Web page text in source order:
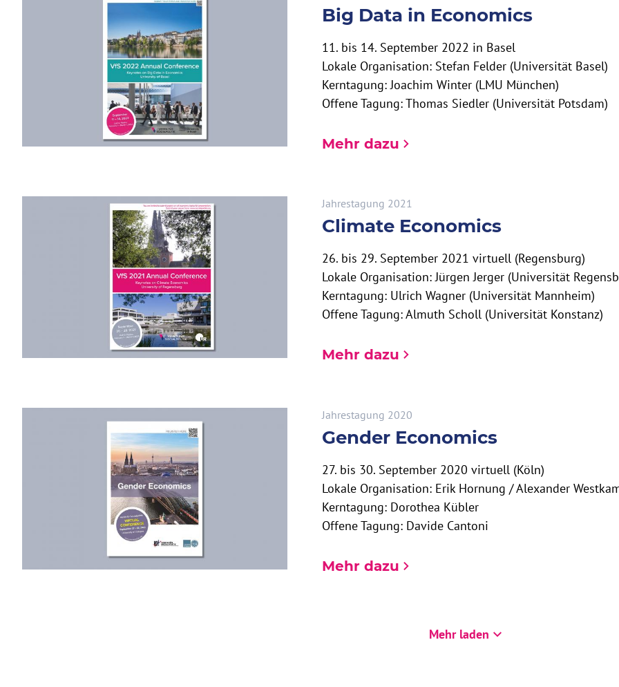
Big Data in Economics
11. bis 14. September 2022 in Basel
Lokale Organisation: Stefan Felder (Universität Basel)
Kerntagung: Joachim Winter (LMU München)
Offene Tagung: Thomas Siedler (Universität Potsdam)
Mehr dazu
Jahrestagung 2021
Climate Economics
26. bis 29. September 2021 virtuell (Regensburg)
Lokale Organisation: Jürgen Jerger (Universität
Kerntagung: Ulrich Wagner (Universität Mannheim)
Offene Tagung: Almuth Scholl (Universität Konstanz)
Mehr dazu
Jahrestagung 2020
Gender Economics
27. bis 30. September 2020 virtuell (Köln)
Lokale Organisation: Erik Hornung / Alexander
Kerntagung: Dorothea Kübler
Offene Tagung: Davide Cantoni
Mehr dazu
Mehr laden